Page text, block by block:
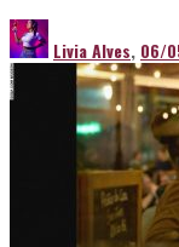
Livia Alves, 06/